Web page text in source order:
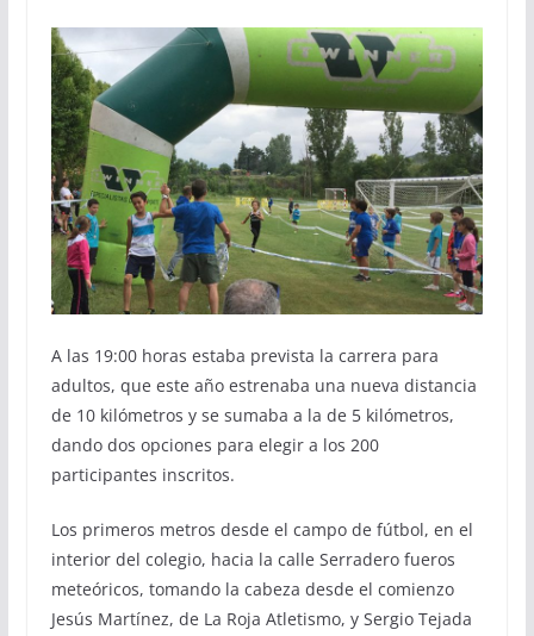
A las 19:00 horas estaba prevista la carrera para
adultos, que este año estrenaba una nueva distancia
de 10 kilómetros y se sumaba a la de 5 kilómetros,
dando dos opciones para elegir a los 200
participantes inscritos.
Los primeros metros desde el campo de fútbol, en el
interior del colegio, hacia la calle Serradero fueros
meteóricos, tomando la cabeza desde el comienzo
Jesús Martínez, de La Roja Atletismo, y Sergio Tejada